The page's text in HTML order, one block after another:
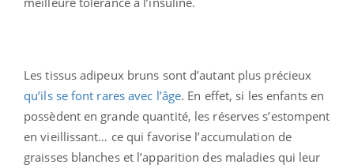
Les tissus adipeux bruns sont d’autant plus précieux
qu’ils se font rares avec l’âge. En effet, si les enfants en
possèdent en grande quantité, les réserves s’estompent
en vieillissant… ce qui favorise l’accumulation de
graisses blanches et l’apparition des maladies qui leur